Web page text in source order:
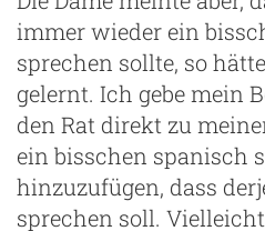
immer wieder ein
sprechen sollte, so
gelernt. Ich gebe mein
den Rat direkt zu
ein bisschen spanisch
hinzuzufügen, dass
sprechen soll.